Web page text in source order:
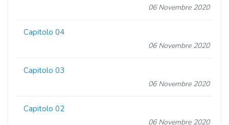
06 Novembre 2020
Capitolo 04
06 Novembre 2020
Capitolo 03
06 Novembre 2020
Capitolo 02
06 Novembre 2020